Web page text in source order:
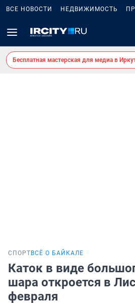
ВСЕ НОВОСТИ НЕДВИЖИМОСТЬ
Бесплатная мастерская для медиа в
СПОРТ ВСЁ О БАЙКАЛЕ
Каток в виде
шара откроется в
февраля